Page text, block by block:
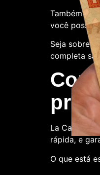
Também
você possa
Seja sobre
completa
La Casa de
rápida, e
O que está